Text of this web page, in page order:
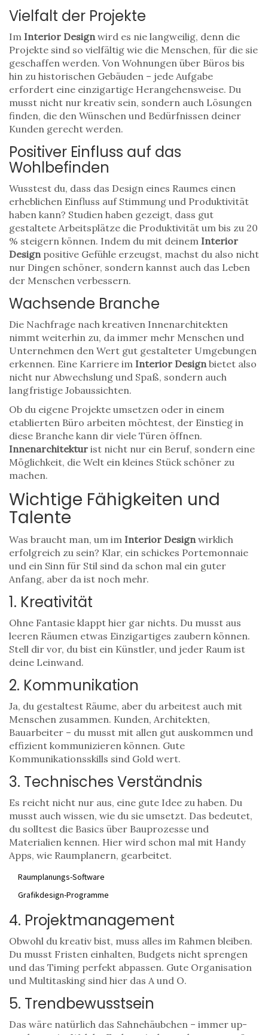
Vielfalt der Projekte
Im Interior Designwird es nie langweilig, denn die
Projekte sind so vielfältig wie die Menschen, für die sie
geschaffen werden. Von Wohnungen über Büros bis
hin zu historischen Gebäuden – jede Aufgabe
erfordert eine einzigartige Herangehensweise. Du
musst nicht nur kreativ sein, sondern auch Lösungen
finden, die den Wünschen und Bedürfnissen deiner
Kunden gerecht werden.
Positiver Einfluss auf das
Wohlbefinden
Wusstest du, dass das Design eines Raumes einen
erheblichen Einfluss auf Stimmung und Produktivität
haben kann? Studien haben gezeigt, dass gut
gestaltete Arbeitsplätze die Produktivität um bis zu 20
% steigern können. Indem du mit deinem Interior
Designpositive Gefühle erzeugst, machst du also nicht
nur Dingen schöner, sondern kannst auch das Leben
der Menschen verbessern.
Wachsende Branche
Die Nachfrage nach kreativen Innenarchitekten
nimmt weiterhin zu, da immer mehr Menschen und
Unternehmen den Wert gut gestalteter Umgebungen
erkennen. Eine Karriere im Interior Designbietet also
nicht nur Abwechslung und Spaß, sondern auch
langfristige Jobaussichten.
Ob du eigene Projekte umsetzen oder in einem
etablierten Büro arbeiten möchtest, der Einstieg in
diese Branche kann dir viele Türen öffnen.
Innenarchitektur ist nicht nur ein Beruf, sondern eine
Möglichkeit, die Welt ein kleines Stück schöner zu
machen.
Wichtige Fähigkeiten und
Talente
Was braucht man, um im Interior Designwirklich
erfolgreich zu sein? Klar, ein schickes Portemonnaie
und ein Sinn für Stil sind da schon mal ein guter
Anfang, aber da ist noch mehr.
1. Kreativität
Ohne Fantasie klappt hier gar nichts. Du musst aus
leeren Räumen etwas Einzigartiges zaubern können.
Stell dir vor, du bist ein Künstler, und jeder Raum ist
deine Leinwand.
2. Kommunikation
Ja, du gestaltest Räume, aber du arbeitest auch mit
Menschen zusammen. Kunden, Architekten,
Bauarbeiter – du musst mit allen gut auskommen und
effizient kommunizieren können. Gute
Kommunikationsskills sind Gold wert.
3. Technisches Verständnis
Es reicht nicht nur aus, eine gute Idee zu haben. Du
musst auch wissen, wie du sie umsetzt. Das bedeutet,
du solltest die Basics über Bauprozesse und
Materialien kennen. Hier wird schon mal mit Handy
Apps, wie Raumplanern, gearbeitet.
Raumplanungs-Software
Grafikdesign-Programme
4. Projektmanagement
Obwohl du kreativ bist, muss alles im Rahmen bleiben.
Du musst Fristen einhalten, Budgets nicht sprengen
und das Timing perfekt abpassen. Gute Organisation
und Multitasking sind hier das A und O.
5. Trendbewusstsein
Das wäre natürlich das Sahnehäubchen – immer up-